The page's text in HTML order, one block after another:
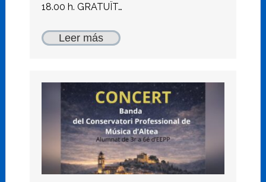
18.00 h. GRATUÏT…
Leer más